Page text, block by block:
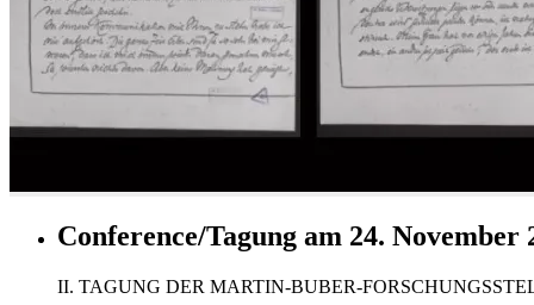
Conference/Tagung am 24. November
II. TAGUNG DER MARTIN-BUBER-